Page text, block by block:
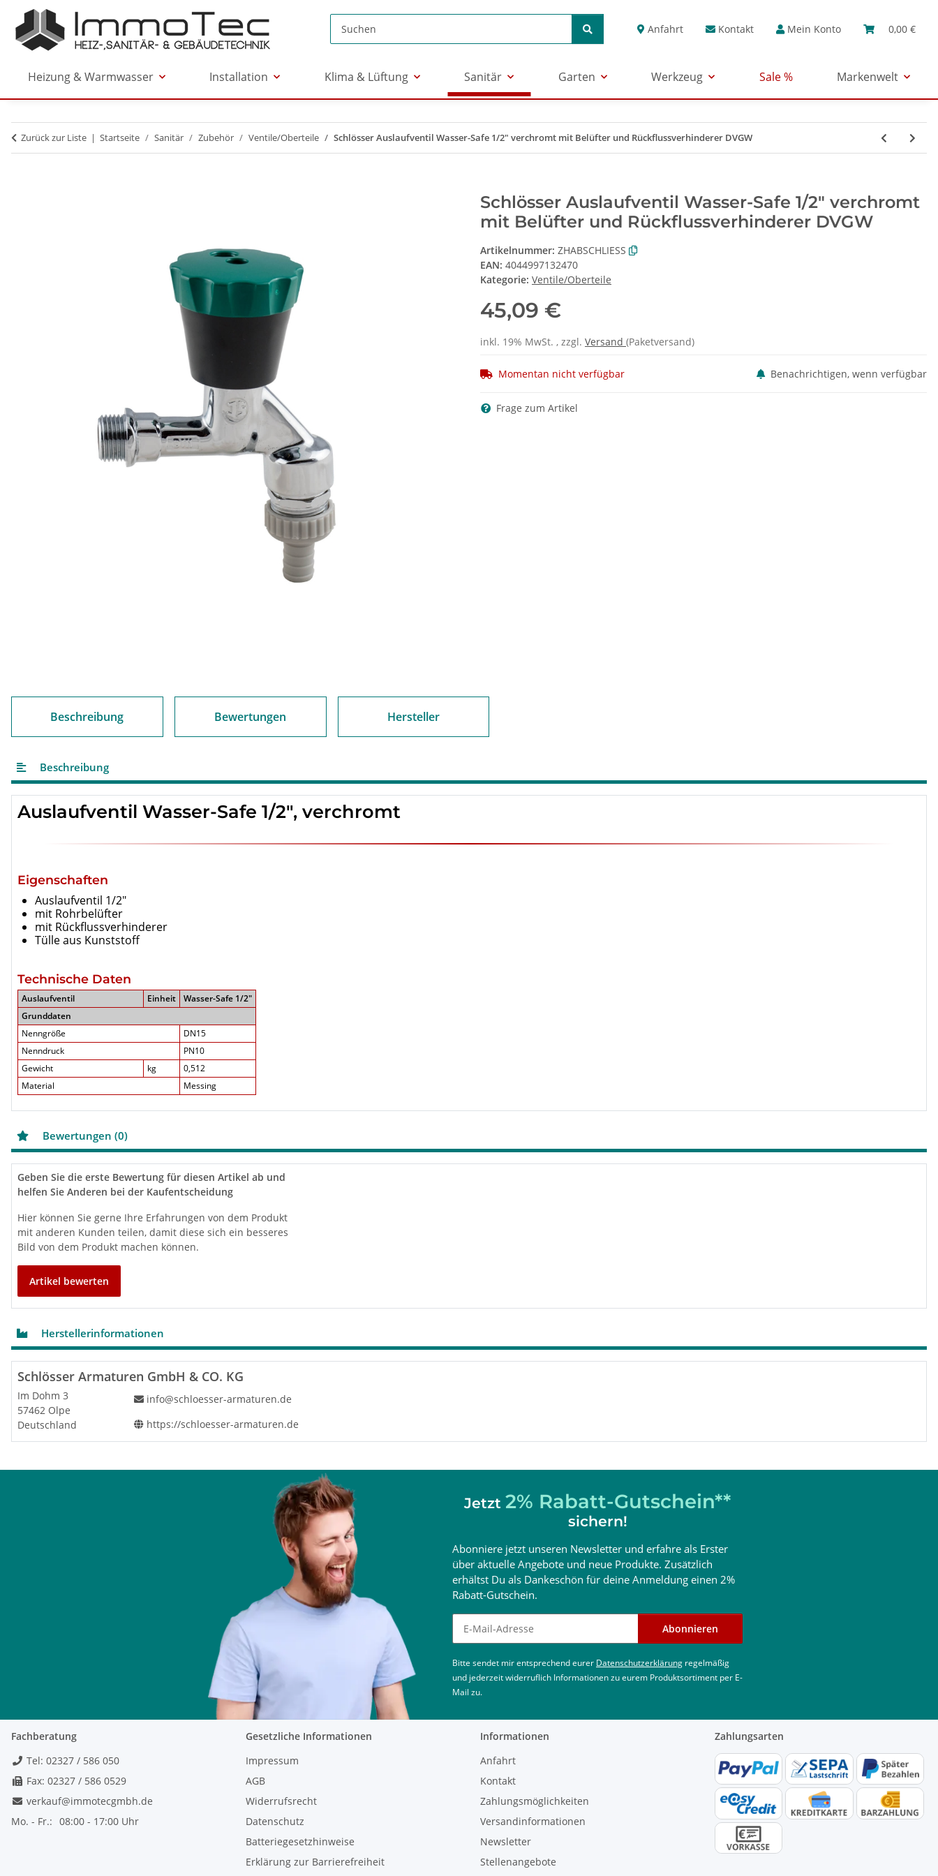
Anfahrt Kontakt Mein Konto 0,00 €
Heizung & Warmwasser Installation Klima & Lüftung Sanitär Garten Werkzeug Sale % Markenwelt
Zurück zur Liste Startseite Sanitär Zubehör Ventile/Oberteile Schlösser Auslaufventil Wasser-Safe 1/2" verchromt mit Belüfter und Rückflussverhinderer DVGW
Schlösser Auslaufventil Wasser-Safe 1/2" verchromt
mit Belüfter und Rückflussverhinderer DVGW
Artikelnummer: ZHABSCHLIESS
EAN: 4044997132470
Kategorie: Ventile/Oberteile
45,09 €
inkl. 19% MwSt. , zzgl. Versand (Paketversand)
Momentan nicht verfügbar Benachrichtigen, wenn verfügbar
Frage zum Artikel
Beschreibung Bewertungen Hersteller
Beschreibung
Auslaufventil Wasser-Safe 1/2", verchromt
Eigenschaften
Auslaufventil 1/2"
mit Rohrbelüfter
mit Rückflussverhinderer
Tülle aus Kunststoff
Technische Daten
Auslaufventil Einheit
Wasser-Safe 1/2"
Grunddaten
Nenngröße
DN15
Nenndruck
PN10
Gewicht
kg
0,512
Material
Messing
Bewertungen (0)
Geben Sie die erste Bewertung für diesen Artikel ab und
helfen Sie Anderen bei der Kaufentscheidung
Hier können Sie gerne Ihre Erfahrungen von dem Produkt
mit anderen Kunden teilen, damit diese sich ein besseres
Bild von dem Produkt machen können.
Artikel bewerten
Herstellerinformationen
Schlösser Armaturen GmbH & CO. KG
Im Dohm 3
57462 Olpe
Deutschland
info@schloesser-armaturen.de
https://schloesser-armaturen.de
Jetzt 2% Rabatt-Gutschein**
sichern!
Abonniere jetzt unseren Newsletter und erfahre als Erster
über aktuelle Angebote und neue Produkte. Zusätzlich
erhältst Du als Dankeschön für deine Anmeldung einen 2%
Rabatt-Gutschein.
Newsletter abonnieren Abonnieren
Bitte sendet mir entsprechend eurer Datenschutzerklärung regelmäßig
und jederzeit widerruflich Informationen zu eurem Produktsortiment per E-
Mail zu.
Fachberatung
Tel: 02327 / 586 050
Fax: 02327 / 586 0529
verkauf@immotecgmbh.de
Mo. - Fr.: 08:00 - 17:00 Uhr
Gesetzliche Informationen
Impressum
AGB
Widerrufsrecht
Datenschutz
Batteriegesetzhinweise
Erklärung zur Barrierefreiheit
Informationen
Anfahrt
Kontakt
Zahlungsmöglichkeiten
Versandinformationen
Newsletter
Stellenangebote
Zahlungsarten